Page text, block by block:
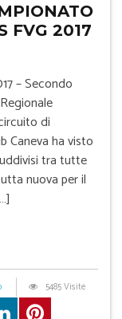
FVG 2017
– Secondo
di
Caneva ha visto
tra tutte
nuova per il
5485 Visite